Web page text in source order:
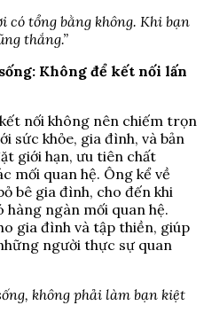
có tổng bằng không. Khi bạn
thắng.”
Không để kết nối lấn
nối không nên chiếm trọn
sức khỏe, gia đình, và bản
giới hạn, ưu tiên chất
mối quan hệ. Ông kể về
bê gia đình, cho đến khi
ngàn mối quan hệ.
gia đình và tập thiền, giúp
người thực sự quan
không phải làm bạn kiệt